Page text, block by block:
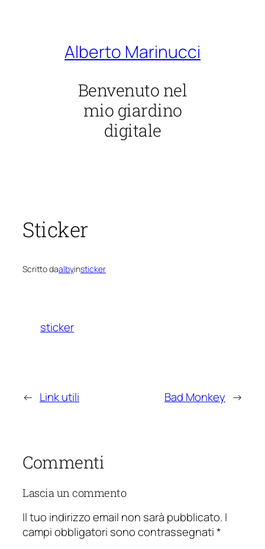
Alberto Marinucci
Benvenuto nel
mio giardino
digitale
Sticker
Scritto daalbyinsticker
sticker
← Link utili Bad Monkey →
Commenti
Lascia un commento
Il tuo indirizzo email non sarà pubblicato. I
campi obbligatori sono contrassegnati*